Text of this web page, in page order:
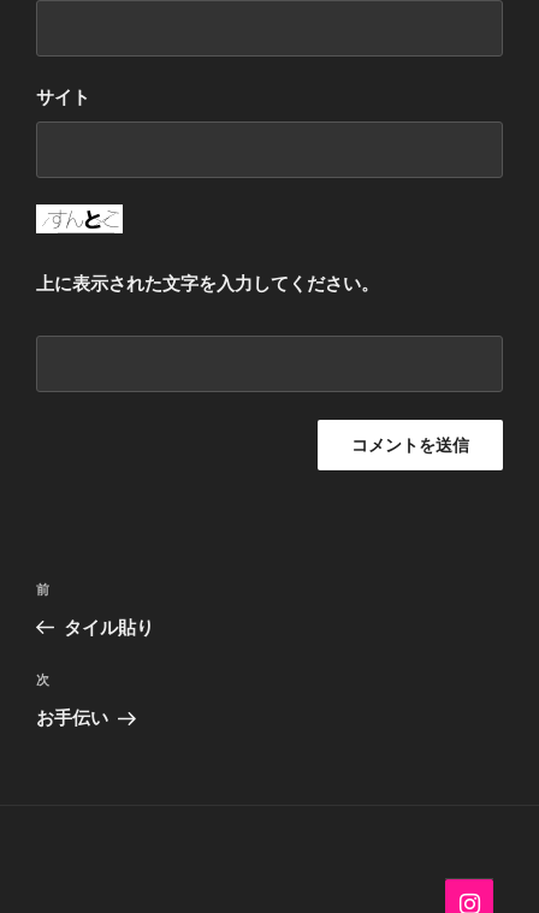
サイト
上に表示された文字を入力してください。
投
ビ
ゲ
過
去
投
稿
前
タイル貼り
次
の
次
お手伝い